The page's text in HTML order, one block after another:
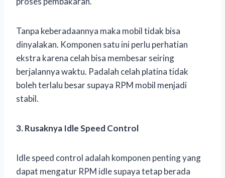
Tanpa keberadaannya maka mobil tidak bisa
dinyalakan. Komponen satu ini perlu perhatian
ekstra karena celah bisa membesar seiring
berjalannya waktu. Padalah celah platina tidak
boleh terlalu besar supaya RPM mobil menjadi
stabil.
3. Rusaknya Idle Speed Control
Idle speed control adalah komponen penting yang
dapat mengatur RPM idle supaya tetap berada